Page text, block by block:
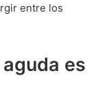
entre los
es